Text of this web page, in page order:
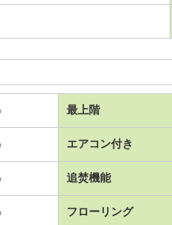
最上階
エアコン付き
追焚機能
フローリング